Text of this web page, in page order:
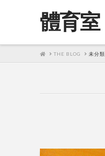
體育室
HOMETHE BLOG 未分類